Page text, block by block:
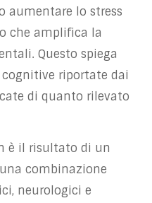
aumentare lo stress
che amplifica la
Questo spiega
cognitive riportate dai
di quanto rilevato
è il risultato di un
combinazione
neurologici e